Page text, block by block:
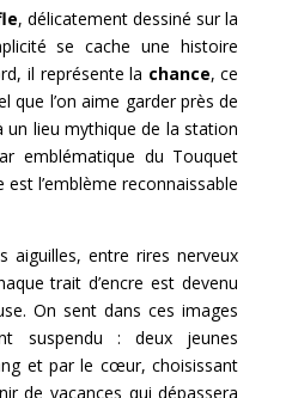
, délicatement dessiné sur la
se cache une histoire
il représente la chance, ce
que l’on aime garder près de
un lieu mythique de la station
emblématique du Touquet
l’emblème reconnaissable
aiguilles, entre rires nerveux
trait d’encre est devenu
On sent dans ces images
suspendu : deux jeunes
et par le cœur, choisissant
de vacances qui dépassera